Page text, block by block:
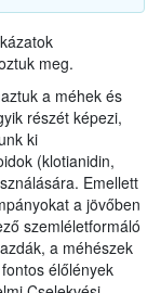
meg.
a méhek és
részét képezi,
ki
(klotianidin,
Emellett
a jövőben
szemléletformáló
a méhészek
élőlények